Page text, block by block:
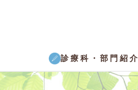
診療科・部門紹介